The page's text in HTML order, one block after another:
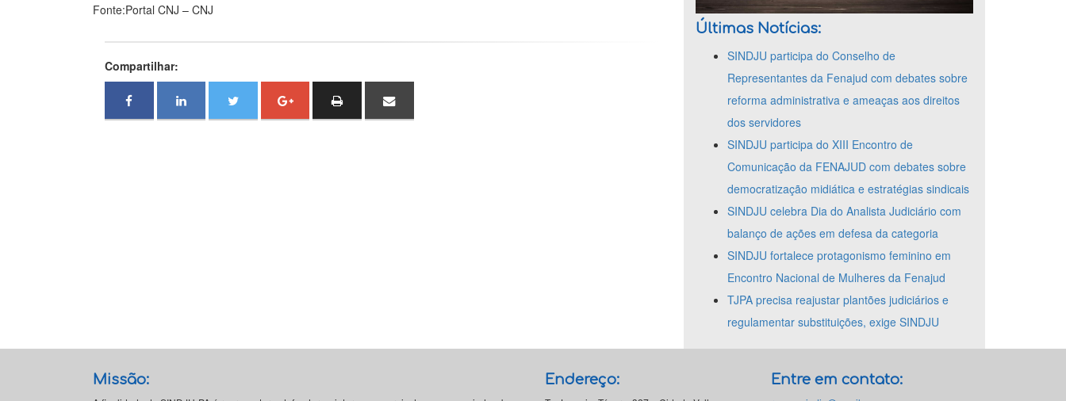
Fonte:Portal CNJ – CNJ
Compartilhar:
Últimas Notícias:
SINDJU participa do Conselho de
Representantes da Fenajud com debates sobre
reforma administrativa e ameaças aos direitos
dos servidores
SINDJU participa do XIII Encontro de
Comunicação da FENAJUD com debates sobre
democratização midiática e estratégias sindicais
SINDJU celebra Dia do Analista Judiciário com
balanço de ações em defesa da categoria
SINDJU fortalece protagonismo feminino em
Encontro Nacional de Mulheres da Fenajud
TJPA precisa reajustar plantões judiciários e
regulamentar substituições, exige SINDJU
Missão: Endereço: Entre em contato: